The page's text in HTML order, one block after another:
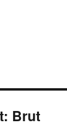
Brut